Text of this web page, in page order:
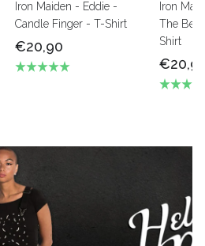
Iron Maiden - Eddie -
Candle Finger - T-Shirt
€20,90
Iron
The
Shirt